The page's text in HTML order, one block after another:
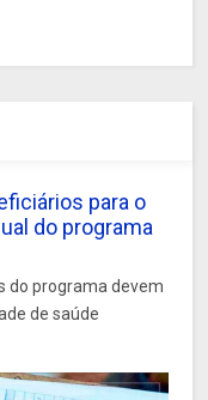
para o
do programa
do programa devem
de saúde